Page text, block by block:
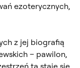
ezoterycznych,
z jej biografią
– pawilon,
ta staje się